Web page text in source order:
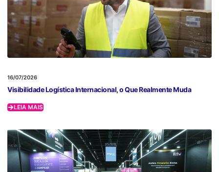
16/07/2026
Visibilidade Logística Internacional, o Que Realmente Muda
LEIA MAIS